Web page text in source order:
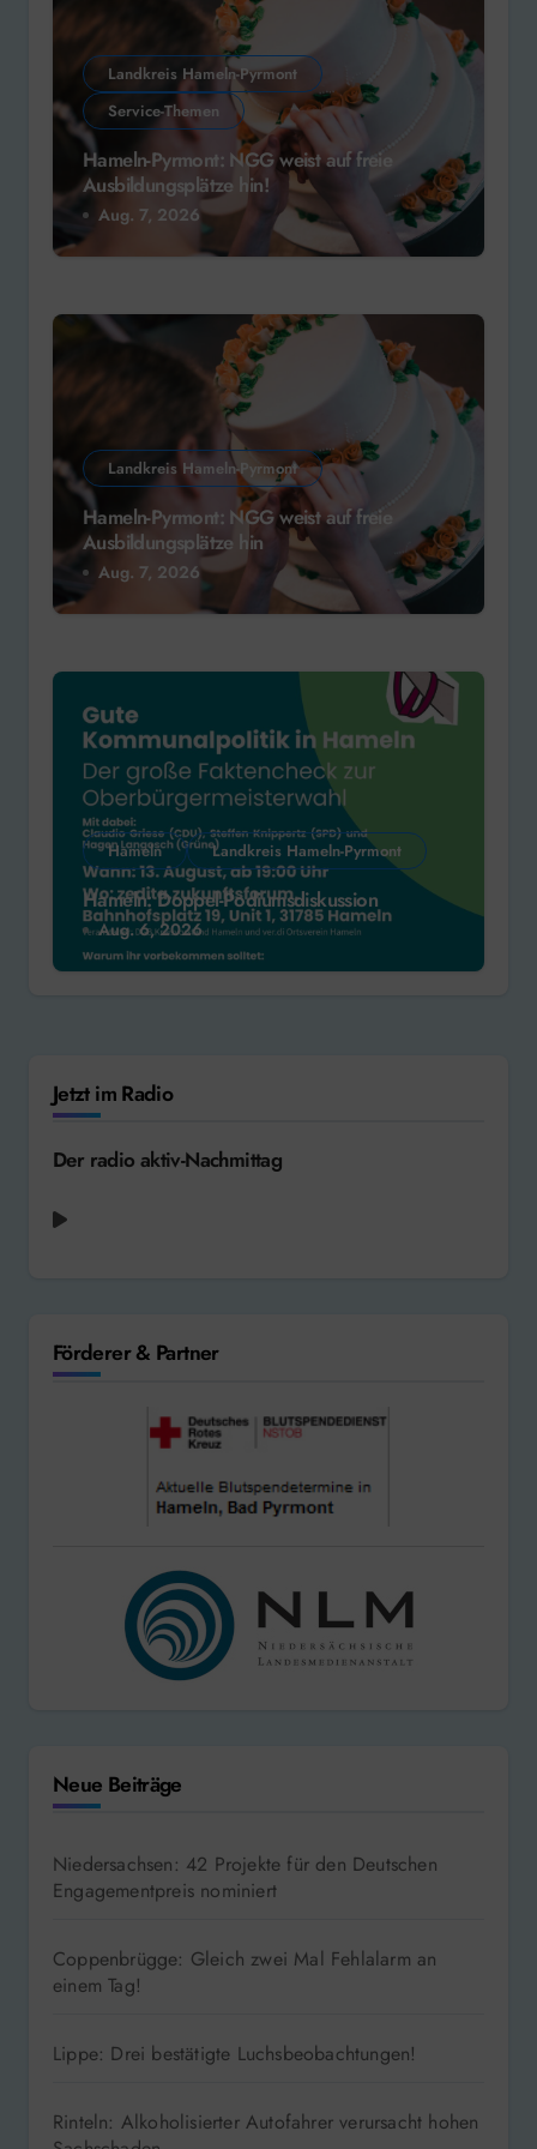
Landkreis Hameln-Pyrmont
Service-Themen
Hameln-Pyrmont: NGG weist auf freie
Ausbildungsplätze hin!
Aug. 7, 2026
Landkreis Hameln-Pyrmont
Hameln-Pyrmont: NGG weist auf freie
Ausbildungsplätze hin
Aug. 7, 2026
Hameln Landkreis Hameln-Pyrmont
Hameln: Doppel-Podiumsdiskussion
Aug. 6, 2026
Jetzt im Radio
Der radio aktiv-Nachmittag
Förderer & Partner
Neue Beiträge
Niedersachsen: 42 Projekte für den Deutschen
Engagementpreis nominiert
Coppenbrügge: Gleich zwei Mal Fehlalarm an
einem Tag!
Lippe: Drei bestätigte Luchsbeobachtungen!
Rinteln: Alkoholisierter Autofahrer verursacht hohen